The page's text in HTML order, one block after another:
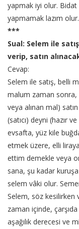
yapmak iyi olur. Bidat
yapmamak lazım olur.
***
Sual: Selem ile
verip, satın
Cevap:
Selem ile satış, belli
malum zaman sonra,
veya alınan mal)
(satıcı) deyni (hazır
evsafta, yüz kile
etmek üzere, elli
ettim demekle veya
sana, şu kadar
selem vâki olur.
Selem, söz kesilirken
zaman içinde,
aşağılık derecesi ve